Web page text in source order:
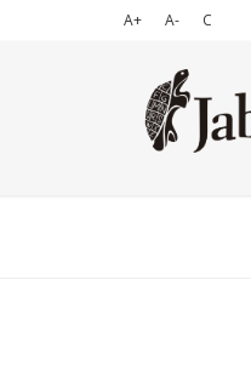
A+ A- C